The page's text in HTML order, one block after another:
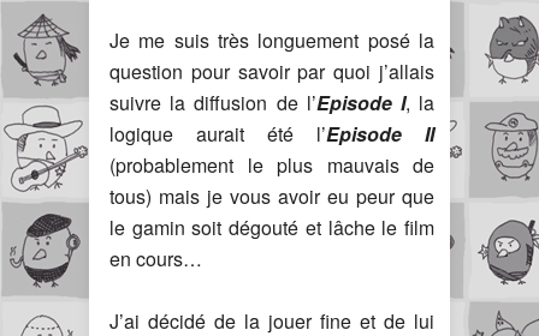
Je me suis très longuement posé la
question pour savoir par quoi j’allais
suivre la diffusion de l’Episode I, la
logique aurait été l’Episode II
(probablement le plus mauvais de
tous) mais je vous avoir eu peur que
le gamin soit dégouté et lâche le film
en cours…
J’ai décidé de la jouer fine et de lui